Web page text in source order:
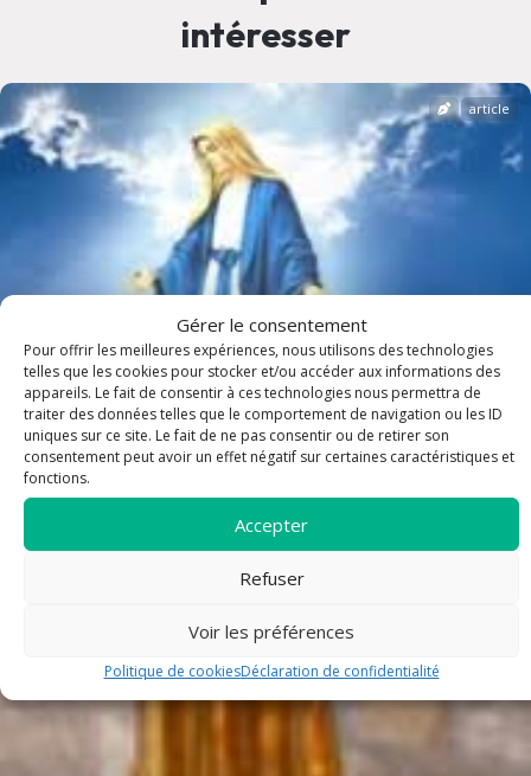
Gérer le consentement
Pour offrir les meilleures expériences, nous utilisons des technologies
telles que les cookies pour stocker et/ou accéder aux informations des
appareils. Le fait de consentir à ces technologies nous permettra de
traiter des données telles que le comportement de navigation ou les ID
uniques sur ce site. Le fait de ne pas consentir ou de retirer son
consentement peut avoir un effet négatif sur certaines caractéristiques et
fonctions.
Accepter
Refuser
Voir les préférences
Politique de cookiesDéclaration de confidentialité
intéresser
FETE DE L ASSOMPTION
article